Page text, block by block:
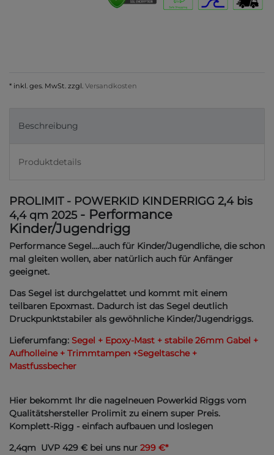
* inkl. ges. MwSt. zzgl. Versandkosten
Beschreibung
Produktdetails
PROLIMIT - POWERKID KINDERRIGG 2,4 bis
4,4 qm 2025 - Performance
Kinder/Jugendrigg
Performance Segel....auch für Kinder/Jugendliche, die schon
mal gleiten wollen, aber natürlich auch für Anfänger
geeignet.
Das Segel ist durchgelattet und kommt mit einem
teilbaren Epoxmast. Dadurch ist das Segel deutlich
Druckpunktstabiler als gewöhnliche Kinder/Jugendriggs.
Lieferumfang: Segel + Epoxy-Mast + stabile 26mm Gabel +
Aufholleine + Trimmtampen +Segeltasche +
Mastfussbecher
Hier bekommt Ihr die nagelneuen Powerkid Riggs vom
Qualitätshersteller Prolimit zu einem super Preis.
Komplett-Rigg - einfach aufbauen und loslegen
2,4qm UVP 429 € bei uns nur 299 €*